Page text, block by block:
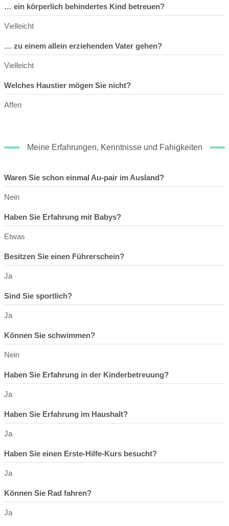
… ein körperlich behindertes Kind betreuen?
Vielleicht
… zu einem allein erziehenden Vater gehen?
Vielleicht
Welches Haustier mögen Sie nicht?
Affen
Meine Erfahrungen, Kenntnisse und Fahigkeiten
Waren Sie schon einmal Au-pair im Ausland?
Nein
Haben Sie Erfahrung mit Babys?
Etwas
Besitzen Sie einen Führerschein?
Ja
Sind Sie sportlich?
Ja
Können Sie schwimmen?
Nein
Haben Sie Erfahrung in der Kinderbetreuung?
Ja
Haben Sie Erfahrung im Haushalt?
Ja
Haben Sie einen Erste-Hilfe-Kurs besucht?
Ja
Können Sie Rad fahren?
Ja